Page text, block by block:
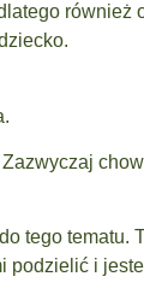
również
tego tematu.
podzielić i